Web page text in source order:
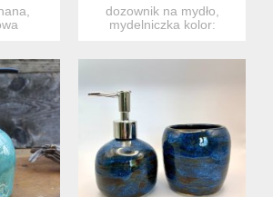
dozownik na mydło,
mydelniczka kolor: